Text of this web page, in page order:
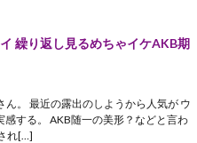
繰り返し見るめちゃイケAKB期
ん。 最近の露出のしようから人気が ウ
感する。 AKB随一の美形？などと言わ
れ[…]